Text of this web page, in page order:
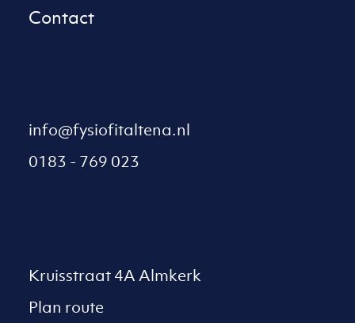
Contact
info@fysiofitaltena.nl
0183 - 769 023
Kruisstraat 4A Almkerk
Plan route